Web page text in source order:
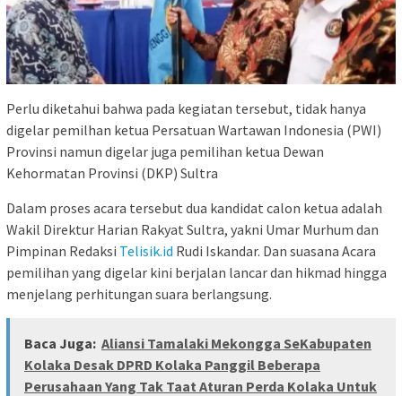
Perlu diketahui bahwa pada kegiatan tersebut, tidak hanya
digelar pemilhan ketua Persatuan Wartawan Indonesia (PWI)
Provinsi namun digelar juga pemilihan ketua Dewan
Kehormatan Provinsi (DKP) Sultra
Dalam proses acara tersebut dua kandidat calon ketua adalah
Wakil Direktur Harian Rakyat Sultra, yakni Umar Murhum dan
Pimpinan Redaksi Telisik.id Rudi Iskandar. Dan suasana Acara
pemilihan yang digelar kini berjalan lancar dan hikmad hingga
menjelang perhitungan suara berlangsung.
Baca Juga: Aliansi Tamalaki Mekongga SeKabupaten
Kolaka Desak DPRD Kolaka Panggil Beberapa
Perusahaan Yang Tak Taat Aturan Perda Kolaka Untuk